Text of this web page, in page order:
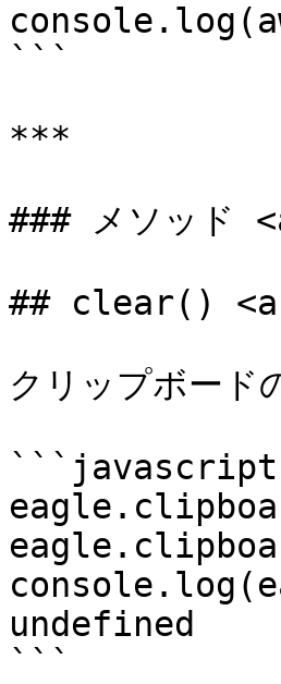
```
***
### メソッド
## clear()
クリップボード
```javascript
undefined
```